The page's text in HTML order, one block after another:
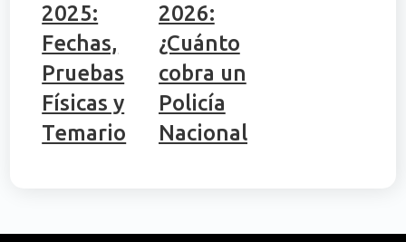
2025:
Fechas,
Pruebas
Físicas y
Temario
2026:
¿Cuánto
cobra un
Policía
Nacional?